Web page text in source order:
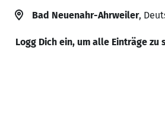
Bad Neuenahr-Ahrweiler,
Logg Dich ein, um alle Einträge zu